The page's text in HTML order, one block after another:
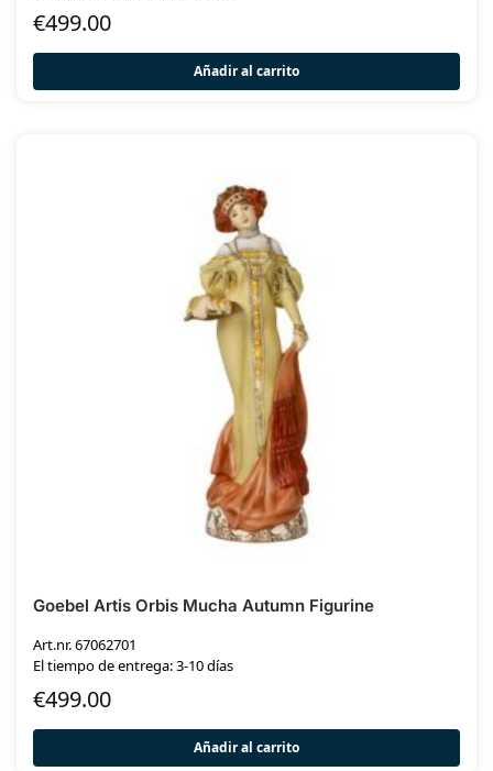
€499.00
Añadir al carrito
Goebel Artis Orbis Mucha Autumn Figurine
Art.nr. 67062701
El tiempo de entrega: 3-10 días
€499.00
Añadir al carrito